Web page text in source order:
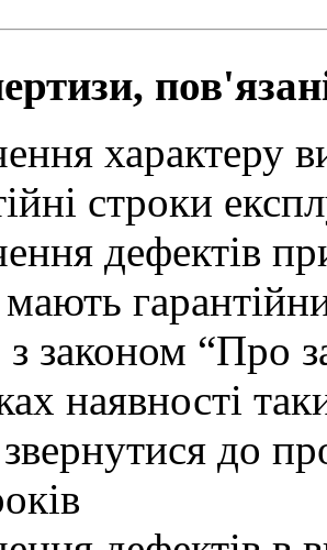
характеру
строки
дефектів
з законом “Про
наявності
до